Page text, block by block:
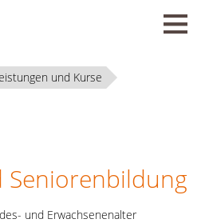
und Kurse
Seniorenbildung
und Erwachsenenalter